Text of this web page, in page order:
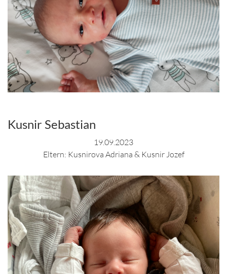
Kusnir Sebastian
19.09.2023
Eltern: Kusnirova Adriana & Kusnir Jozef